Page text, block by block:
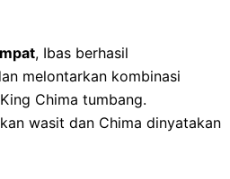
, Ibas berhasil
melontarkan kombinasi
Chima tumbang.
wasit dan Chima dinyatakan